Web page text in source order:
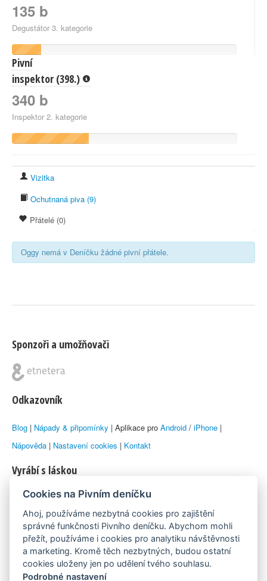
135 b
Degustátor 3. kategorie
Pivní
inspektor (398.)
340 b
Inspektor 2. kategorie
Vizitka
Ochutnaná piva (9)
Přátelé (0)
Oggy nemá v Deníčku žádné pivní přátele.
Sponzoři a umožňovači
Odkazovník
Blog | Nápady & připomínky | Aplikace pro Android / iPhone |
Nápověda | Nastavení cookies | Kontakt
Vyrábí s láskou
© 2010–2026 byLukáš Zemanaka Emka
Máme rádi
Pivní.info
Cookies na Pivním deníčku
Ahoj, používáme nezbytná cookies pro zajištění
správné funkčnosti Pivního deníčku. Abychom mohli
přežít, používáme i cookies pro analytiku návštěvnosti
a marketing. Kromě těch nezbytných, budou ostatní
cookies uloženy jen po udělení tvého souhlasu.
Podrobné nastavení